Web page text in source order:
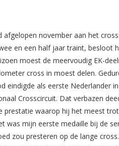
november aan het
en een half jaar traint, besloot
moest de meervoudig EK-
cross in moest delen.
eindigde als eerste Nederlander
Crosscircuit. Dat verbazen
prestatie waarop hij het meest
was mijn eerste medaille bij de
zou presteren op de lange